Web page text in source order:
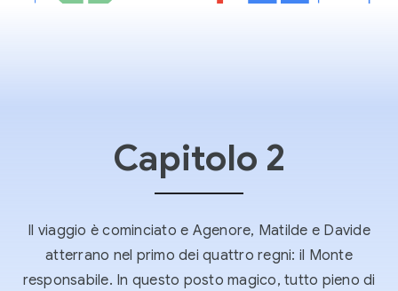
Capitolo 2
Il viaggio è cominciato e Agenore, Matilde e Davide
atterrano nel primo dei quattro regni: il Monte
responsabile. In questo posto magico, tutto pieno di